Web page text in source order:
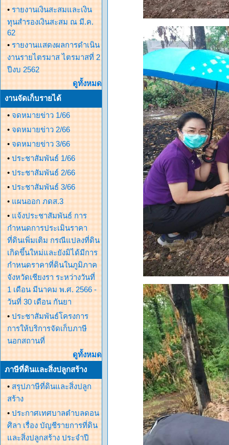
• รายงานเงินสะสมและเงิน
ทุนสำรองเงินสะสม ณ มี.ค.
62
• รายงานแสดงผลการดำเนิน
งานรายไตรมาส ไตรมาสที่ 2
ปีงบ 2562
ดูทั้งหมด
งานจัดเก็บรายได้
• จดหมายข่าว 1/66
• จดหมายข่าว 2/66
• จดหมายข่าว 3/66
• ประชาสัมพันธ์ 1/66
• ประชาสัมพันธ์ 2/66
• ประชาสัมพันธ์ 3/66
• แผนออก ภดส.3
• แจ้งประชาสัมพันธ์ การ
กำหนดการประเมินราคา
ที่ดินเพิ่มเติม กรณีแปลงที่ดิน
เกิดขึ้นใหม่และยังมิได้มีการ
กำหนดราคาที่ดินในภูมิภาค
จังหวัดเชียงรา ระหว่างวันที่
1 เดือน มีนาคม พ.ศ. 2566 -
วันที่ 30 เดือน กันยา
• ประชาสัมพันธ์โครงการ
การให้บริการจัดเก็บภาษี
นอกสถานที่
ดูทั้งหมด
ภาษีที่ดินและสิ่งปลูกสร้าง
• สรุปภาษีที่ดินและสิ่งปลูก
สร้าง
• ประกาศเทศบาลตำบลดอน
ศิลา เรื่อง บัญชีรายการที่ดิน
และสิ่งปลูกสร้าง ประจำปี